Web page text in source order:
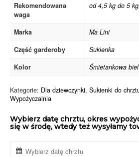
Wybierz datę chrztu, okres
się w środę, wtedy też wysyłamy
Rekomendowana
waga
od 4,5 kg do 5 kg,
Marka
Ma Lini
Część garderoby
Sukienka
Kolor
Śmietankowa biel
Kategorie: Dla dziewczynki, Sukienki do
Wypożyczalnia